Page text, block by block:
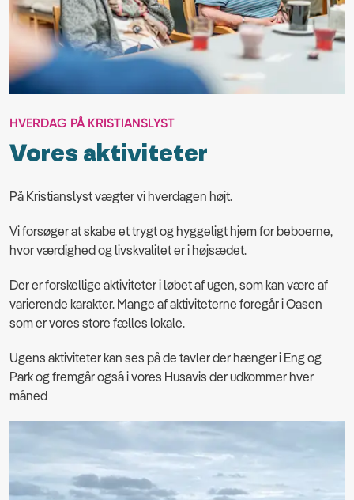
HVERDAG PÅ KRISTIANSLYST
Vores aktiviteter
På Kristianslyst vægter vi hverdagen højt.
Vi forsøger at skabe et trygt og hyggeligt hjem for beboerne,
hvor værdighed og livskvalitet er i højsædet.
Der er forskellige aktiviteter i løbet af ugen, som kan være af
varierende karakter. Mange af aktiviteterne foregår i Oasen
som er vores store fælles lokale.
Ugens aktiviteter kan ses på de tavler der hænger i Eng og
Park og fremgår også i vores Husavis der udkommer hver
måned